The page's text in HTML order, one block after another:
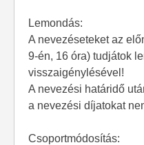
Lemondás:
A nevezéseteket az
9-én, 16 óra) tudjátok
visszaigénylésével!
A nevezési határidő
a nevezési díjatokat
Csoportmódosítás: